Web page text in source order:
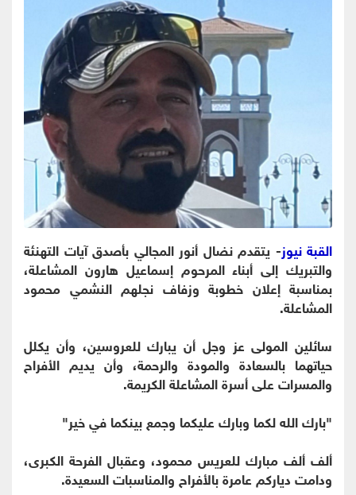
القبة نيوز- يتقدم نضال أنور المجالي بأصدق آيات التهنئة
والتبريك إلى أبناء المرحوم إسماعيل هارون المشاعلة،
بمناسبة إعلان خطوبة وزفاف نجلهم النشمي محمود
المشاعلة.
سائلين المولى عز وجل أن يبارك للعروسين، وأن يكلل
حياتهما بالسعادة والمودة والرحمة، وأن يديم الأفراح
والمسرات على أسرة المشاعلة الكريمة.
"بارك الله لكما وبارك عليكما وجمع بينكما في خير"
ألف ألف مبارك للعريس محمود، وعقبال الفرحة الكبرى،
ودامت دياركم عامرة بالأفراح والمناسبات السعيدة.